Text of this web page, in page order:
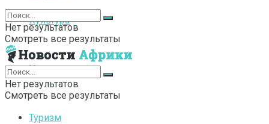
Культура
Интернет
Туризм
Нет результатов
Смотреть все результаты
Нет результатов
Смотреть все результаты